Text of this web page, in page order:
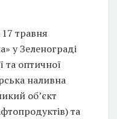
травня
у Зеленограді
та оптичної
наливна
об’єкт
та